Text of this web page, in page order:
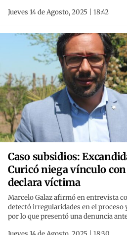
Jueves 14 de Agosto, 2025 | 18:42
Caso subsidios:
Curicó niega vínculo con
declara víctima
Marcelo Galaz afirmó en entrevista
detectó irregularidades en el proceso
por lo que presentó una denuncia